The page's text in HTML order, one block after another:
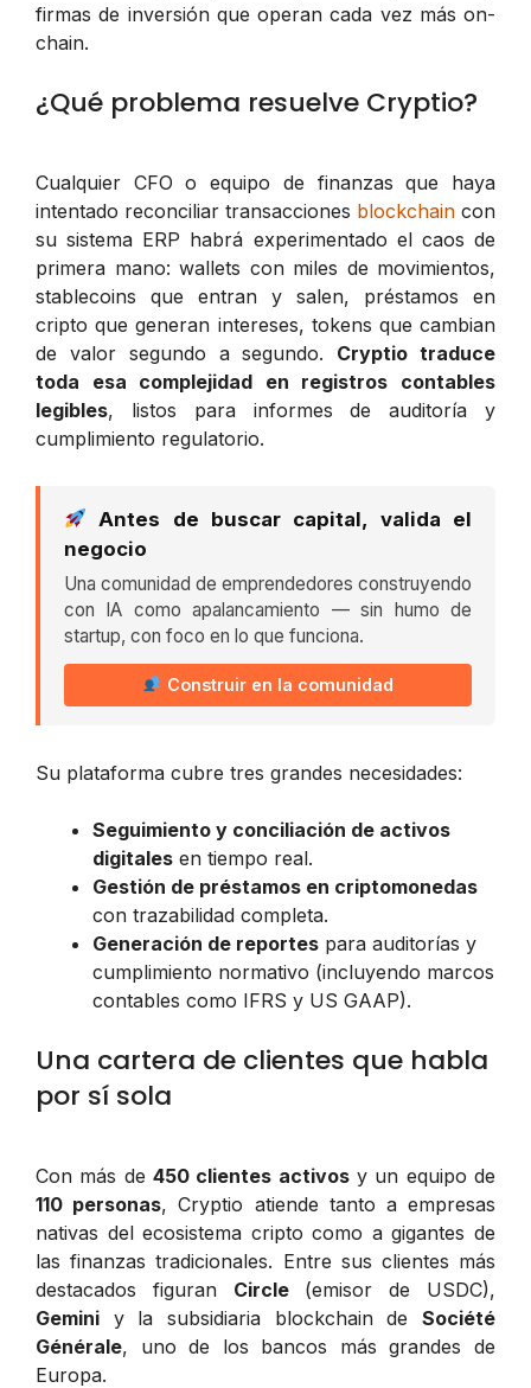
firmas de inversión que operan cada vez más on-
chain.
¿Qué problema resuelve Cryptio?
Cualquier CFO o equipo de finanzas que haya
intentado reconciliar transacciones blockchain con
su sistema ERP habrá experimentado el caos de
primera mano: wallets con miles de movimientos,
stablecoins que entran y salen, préstamos en
cripto que generan intereses, tokens que cambian
de valor segundo a segundo. Cryptio traduce
toda esa complejidad en registros contables
legibles, listos para informes de auditoría y
cumplimiento regulatorio.
Antes de buscar capital, valida el
negocio
Una comunidad de emprendedores construyendo
con IA como apalancamiento — sin humo de
startup, con foco en lo que funciona.
Construir en la comunidad
Su plataforma cubre tres grandes necesidades:
Seguimiento y conciliación de activos
digitales en tiempo real.
Gestión de préstamos en criptomonedas
con trazabilidad completa.
Generación de reportes para auditorías y
cumplimiento normativo (incluyendo marcos
contables como IFRS y US GAAP).
Una cartera de clientes que habla
por sí sola
Con más de 450 clientes activosy un equipo de
110 personas, Cryptio atiende tanto a empresas
nativas del ecosistema cripto como a gigantes de
las finanzas tradicionales. Entre sus clientes más
destacados figuran Circle(emisor de USDC),
Gemini y la subsidiaria blockchain de Société
Générale, uno de los bancos más grandes de
Europa.